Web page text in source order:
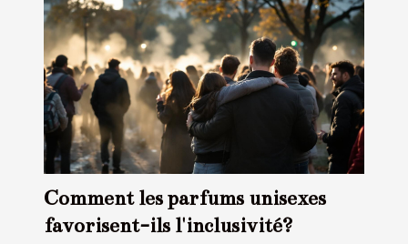
Comment les parfums unisexes
favorisent-ils l'inclusivité?